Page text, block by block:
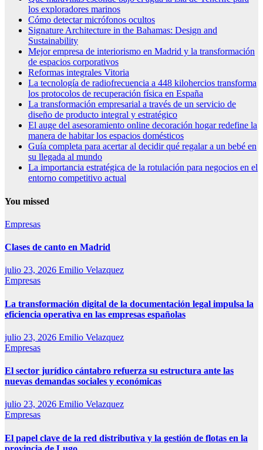
los exploradores marinos
Cómo detectar micrófonos ocultos
Signature Architecture in the Bahamas: Design and
Sustainability
Mejor empresa de interiorismo en Madrid y la transformación
de espacios corporativos
Reformas integrales Vitoria
La tecnología de radiofrecuencia a 448 kilohercios transforma
los protocolos de recuperación física en España
La transformación empresarial a través de un servicio de
diseño de producto integral y estratégico
El auge del asesoramiento online decoración hogar redefine la
manera de habitar los espacios domésticos
Guía completa para acertar al decidir qué regalar a un bebé en
su llegada al mundo
La importancia estratégica de la rotulación para negocios en el
entorno competitivo actual
You missed
Empresas
Clases de canto en Madrid
julio 23, 2026 Emilio Velazquez
Empresas
La transformación digital de la documentación legal impulsa la
eficiencia operativa en las empresas españolas
julio 23, 2026 Emilio Velazquez
Empresas
El sector jurídico cántabro refuerza su estructura ante las
nuevas demandas sociales y económicas
julio 23, 2026 Emilio Velazquez
Empresas
El papel clave de la red distributiva y la gestión de flotas en la